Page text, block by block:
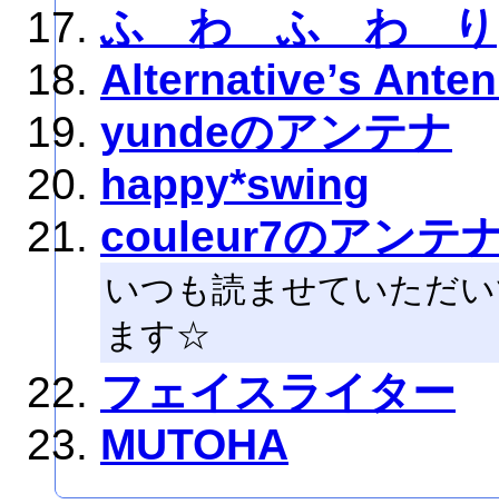
ふ わ ふ わ り
Alternative’s
yundeのアンテナ
happy*swing
couleur7のアンテ
いつも読ませていただ
ます☆
フェイスライター
MUTOHA